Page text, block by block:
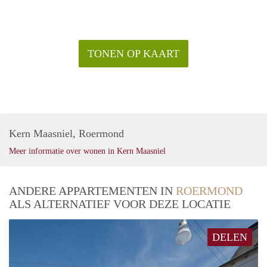
minimaal 8 maanden en uiterlijk 10 maanden.
- Honden zijn hier helaas niet toegestaan.
TONEN OP KAART
Kern Maasniel, Roermond
Meer informatie over wonen in Kern Maasniel
ANDERE APPARTEMENTEN IN ROERMOND
ALS ALTERNATIEF VOOR DEZE LOCATIE
DELEN